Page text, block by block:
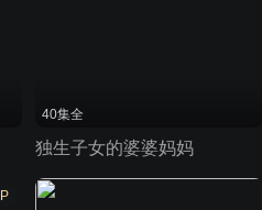
40集全
独生子女的婆婆妈妈